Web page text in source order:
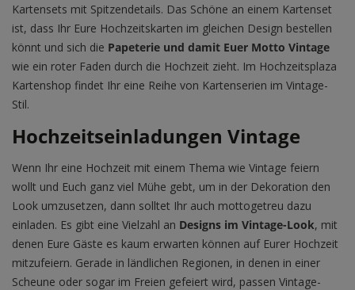
Kartensets mit Spitzendetails. Das Schöne an einem Kartenset
ist, dass Ihr Eure Hochzeitskarten im gleichen Design bestellen
könnt und sich die Papeterie und damit Euer Motto Vintage
wie ein roter Faden durch die Hochzeit zieht. Im Hochzeitsplaza
Kartenshop findet Ihr eine Reihe von Kartenserien im Vintage-
Stil.
Hochzeitseinladungen Vintage
Wenn Ihr eine Hochzeit mit einem Thema wie Vintage feiern
wollt und Euch ganz viel Mühe gebt, um in der Dekoration den
Look umzusetzen, dann solltet Ihr auch mottogetreu dazu
einladen. Es gibt eine Vielzahl an Designs im Vintage-Look, mit
denen Eure Gäste es kaum erwarten können auf Eurer Hochzeit
mitzufeiern. Gerade in ländlichen Regionen, in denen in einer
Scheune oder sogar im Freien gefeiert wird, passen Vintage-